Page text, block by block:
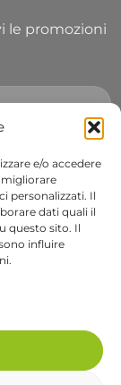
e/o accedere
personalizzati. Il
dati quali il
questo sito. Il
influire
le promozioni
le
COM SRL
VI